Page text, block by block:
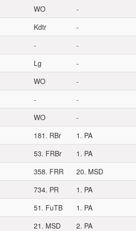
WO -
Kdtr -
- -
Lg -
WO -
- -
WO -
181. RBr 1. PA
53. FRBr 1. PA
358. FRR 20. MSD
734. PR 1. PA
51. FuTB 1. PA
21. MSD 2. PA